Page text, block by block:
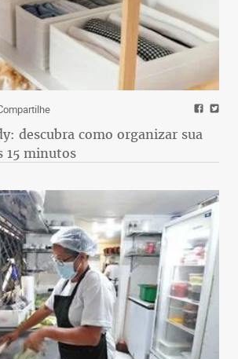
descubra como organizar sua
15 minutos